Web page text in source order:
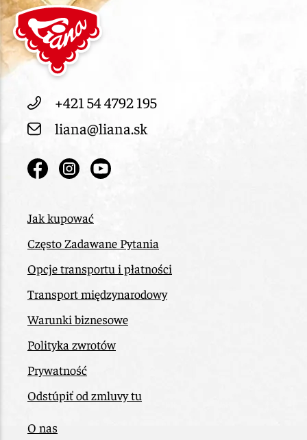
+421 54 4792 195
liana@liana.sk
Jak kupować
Często Zadawane Pytania
Opcje transportu i płatności
Transport międzynarodowy
Warunki biznesowe
Polityka zwrotów
Prywatność
Odstúpiť od zmluvy tu
O nas